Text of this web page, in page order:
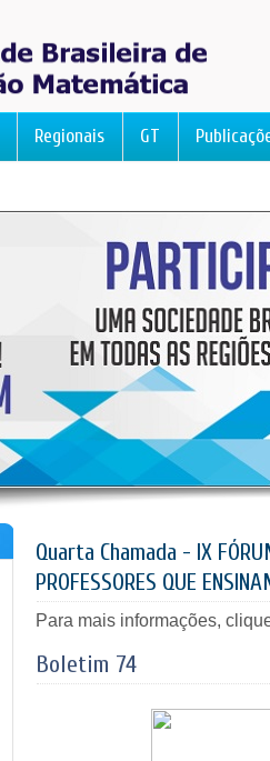
Regionais GT
Quarta Chamada - IX
PROFESSORES QUE
Para mais informações,
Boletim 74